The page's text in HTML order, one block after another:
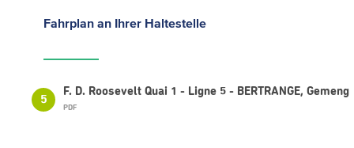
Fahrplan an Ihrer Haltestelle
5
F. D. Roosevelt Quai 1 - Ligne 5 - BERTRANGE, Gemeng
PDF